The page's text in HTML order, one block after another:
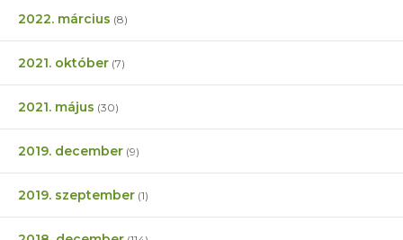
2022. március (8)
2021. október (7)
2021. május (30)
2019. december (9)
2019. szeptember (1)